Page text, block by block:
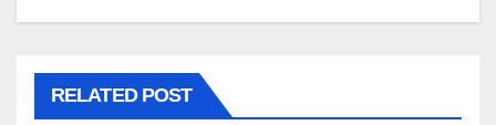
RELATED POST